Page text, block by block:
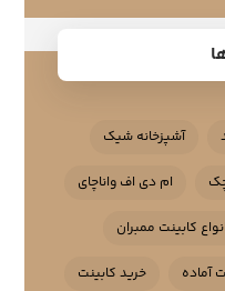
آشپزخانه شیک
ام دی اف واناچای
انواع کابینت ممبران
آماده خرید کابینت